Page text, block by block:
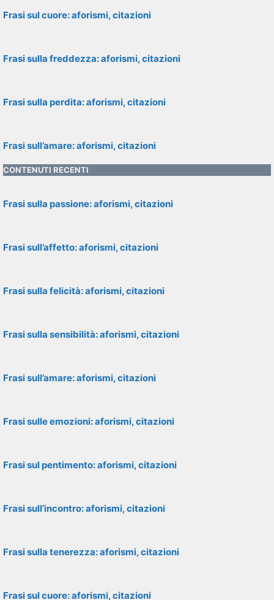
Frasi sul cuore: aforismi, citazioni
Frasi sulla freddezza: aforismi, citazioni
Frasi sulla perdita: aforismi, citazioni
Frasi sull’amare: aforismi, citazioni
CONTENUTI RECENTI
Frasi sulla passione: aforismi, citazioni
Frasi sull’affetto: aforismi, citazioni
Frasi sulla felicità: aforismi, citazioni
Frasi sulla sensibilità: aforismi, citazioni
Frasi sull’amare: aforismi, citazioni
Frasi sulle emozioni: aforismi, citazioni
Frasi sul pentimento: aforismi, citazioni
Frasi sull’incontro: aforismi, citazioni
Frasi sulla tenerezza: aforismi, citazioni
Frasi sul cuore: aforismi, citazioni